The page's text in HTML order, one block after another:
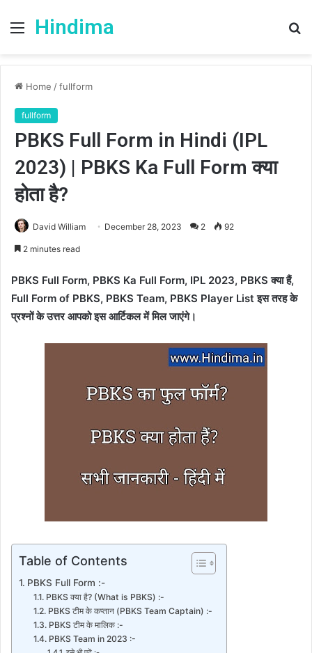
Menu
Hindima
Home /fullform
fullform
PBKS Full Form in Hindi (IPL
2023) | PBKS Ka Full Form क्या
होता है?
David William December 28, 2023 2 92
2 minutes read
PBKS Full Form, PBKS Ka Full Form, IPL 2023, PBKS क्या हैं,
Full Form of PBKS, PBKS Team, PBKS Player List इस तरह के
प्रश्नों के उत्तर आपको इस आर्टिकल में मिल जाएंगे।
Table of Contents
PBKS Full Form :-
PBKS क्या है? (What is PBKS) :-
PBKS टीम के कप्तान (PBKS Team Captain) :-
PBKS टीम के मालिक :-
PBKS Team in 2023 :-